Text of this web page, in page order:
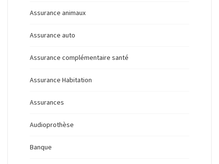
Assurance animaux
Assurance auto
Assurance complémentaire santé
Assurance Habitation
Assurances
Audioprothèse
Banque